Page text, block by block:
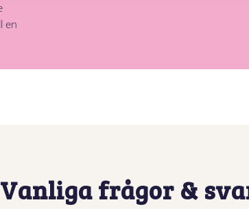
en
Vanliga frågor &